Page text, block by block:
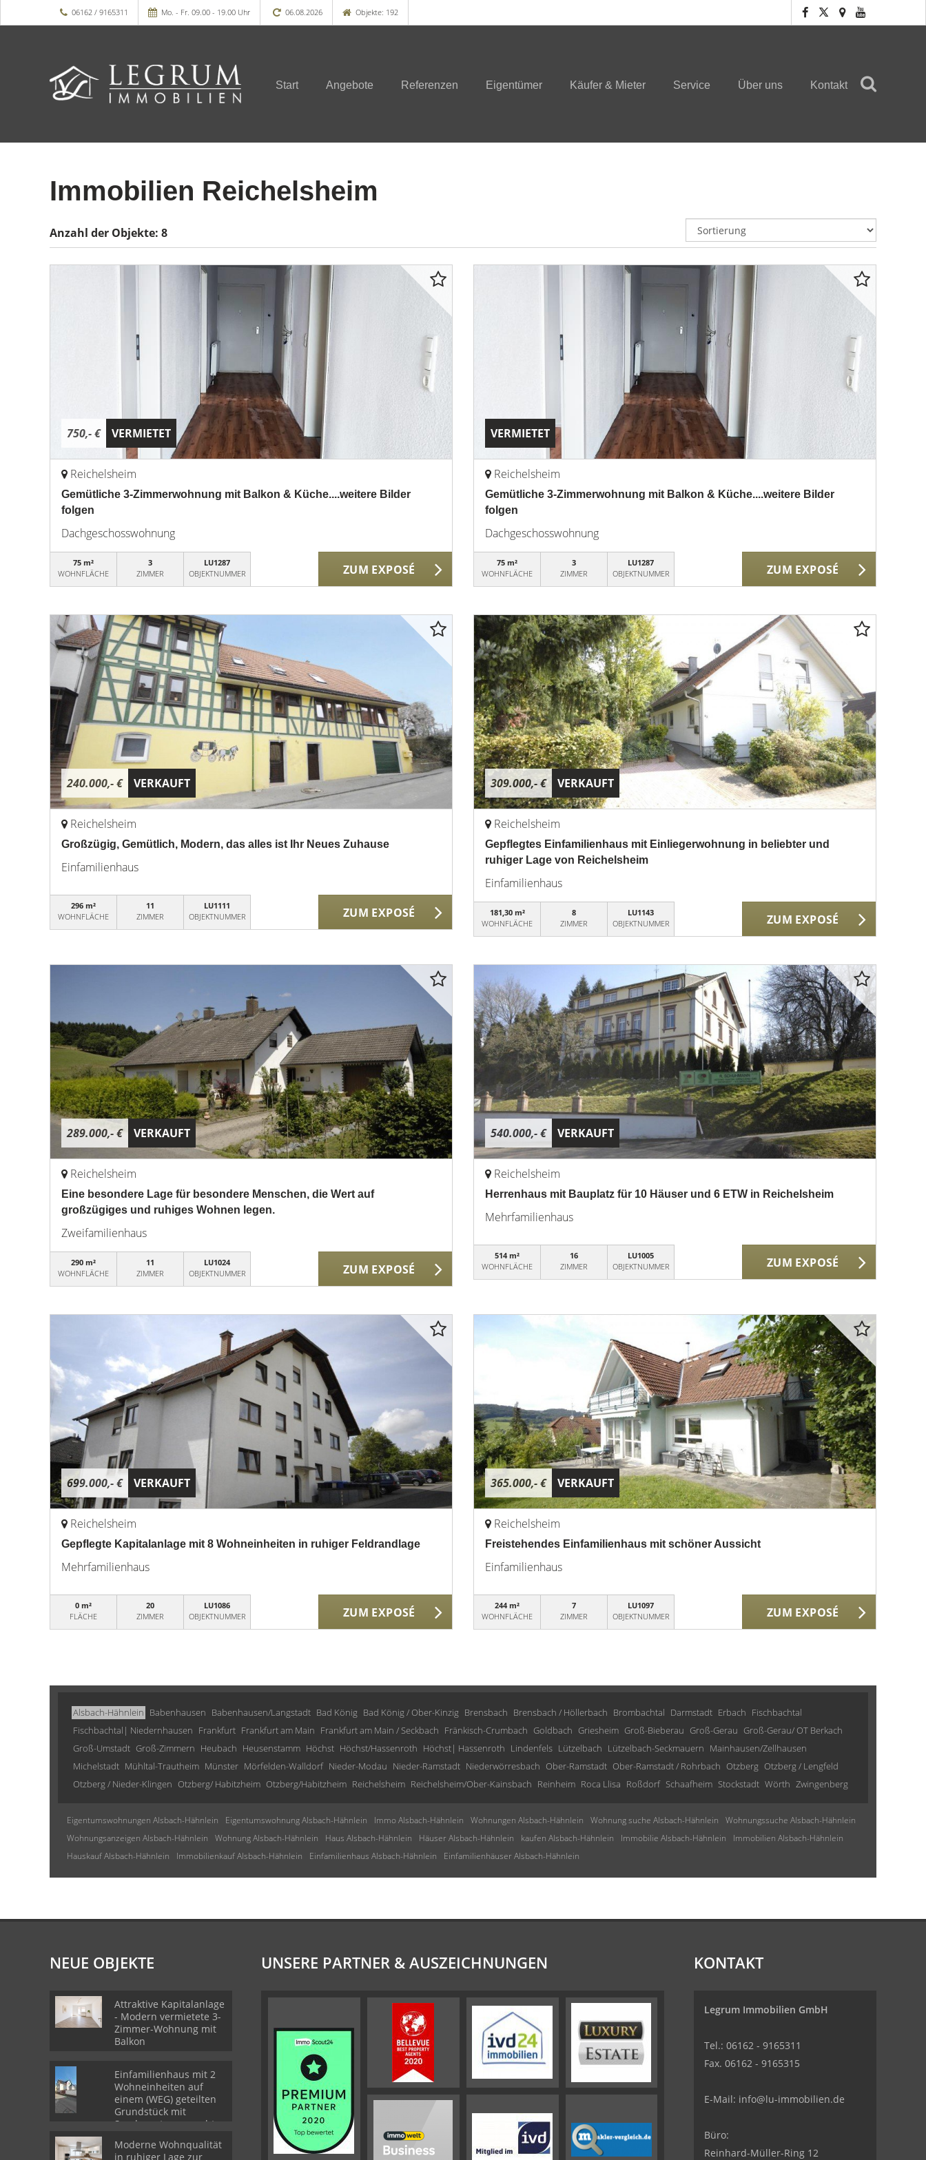
06162 / 9165311 Mo. - Fr. 09.00 - 19.00 Uhr 06.08.2026 Objekte: 192
Start Angebote Referenzen Eigentümer Käufer & Mieter Service Über uns Kontakt
Immobilien Reichelsheim
Anzahl der Objekte: 8
750,- € VERMIETET
Reichelsheim
Gemütliche 3-Zimmerwohnung mit Balkon & Küche....weitere Bilder
folgen
Dachgeschosswohnung
75 m²
WOHNFLÄCHE
3
ZIMMER
LU1287
OBJEKTNUMMER
ZUM EXPOSÉ
VERMIETET
Reichelsheim
Gemütliche 3-Zimmerwohnung mit Balkon & Küche....weitere Bilder
folgen
Dachgeschosswohnung
75 m²
WOHNFLÄCHE
3
ZIMMER
LU1287
OBJEKTNUMMER
ZUM EXPOSÉ
240.000,- € VERKAUFT
Reichelsheim
Großzügig, Gemütlich, Modern, das alles ist Ihr Neues Zuhause
Einfamilienhaus
296 m²
WOHNFLÄCHE
11
ZIMMER
LU1111
OBJEKTNUMMER
ZUM EXPOSÉ
309.000,- € VERKAUFT
Reichelsheim
Gepflegtes Einfamilienhaus mit Einliegerwohnung in beliebter und
ruhiger Lage von Reichelsheim
Einfamilienhaus
181,30 m²
WOHNFLÄCHE
8
ZIMMER
LU1143
OBJEKTNUMMER
ZUM EXPOSÉ
289.000,- € VERKAUFT
Reichelsheim
Eine besondere Lage für besondere Menschen, die Wert auf
großzügiges und ruhiges Wohnen legen.
Zweifamilienhaus
290 m²
WOHNFLÄCHE
11
ZIMMER
LU1024
OBJEKTNUMMER
ZUM EXPOSÉ
540.000,- € VERKAUFT
Reichelsheim
Herrenhaus mit Bauplatz für 10 Häuser und 6 ETW in Reichelsheim
Mehrfamilienhaus
514 m²
WOHNFLÄCHE
16
ZIMMER
LU1005
OBJEKTNUMMER
ZUM EXPOSÉ
699.000,- € VERKAUFT
Reichelsheim
Gepflegte Kapitalanlage mit 8 Wohneinheiten in ruhiger Feldrandlage
Mehrfamilienhaus
0 m²
FLÄCHE
20
ZIMMER
LU1086
OBJEKTNUMMER
ZUM EXPOSÉ
365.000,- € VERKAUFT
Reichelsheim
Freistehendes Einfamilienhaus mit schöner Aussicht
Einfamilienhaus
244 m²
WOHNFLÄCHE
7
ZIMMER
LU1097
OBJEKTNUMMER
ZUM EXPOSÉ
Alsbach-Hähnlein Babenhausen Babenhausen/Langstadt Bad König Bad König / Ober-Kinzig Brensbach Brensbach / Höllerbach Brombachtal Darmstadt Erbach Fischbachtal
Fischbachtal| Niedernhausen Frankfurt Frankfurt am Main Frankfurt am Main / Seckbach Fränkisch-Crumbach Goldbach Griesheim Groß-Bieberau Groß-Gerau Groß-Gerau/ OT Berkach
Groß-Umstadt Groß-Zimmern Heubach Heusenstamm Höchst Höchst/Hassenroth Höchst| Hassenroth Lindenfels Lützelbach Lützelbach-Seckmauern Mainhausen/Zellhausen
Michelstadt Mühltal-Trautheim Münster Mörfelden-Walldorf Nieder-Modau Nieder-Ramstadt Niederwörresbach Ober-Ramstadt Ober-Ramstadt / Rohrbach Otzberg Otzberg / Lengfeld
Otzberg / Nieder-Klingen Otzberg/ Habitzheim Otzberg/Habitzheim Reichelsheim Reichelsheim/Ober-Kainsbach Reinheim Roca Llisa Roßdorf Schaafheim Stockstadt Wörth Zwingenberg
Eigentumswohnungen Alsbach-Hähnlein Eigentumswohnung Alsbach-Hähnlein Immo Alsbach-Hähnlein Wohnungen Alsbach-Hähnlein Wohnung suche Alsbach-Hähnlein
Wohnungssuche Alsbach-Hähnlein
Wohnungsanzeigen Alsbach-Hähnlein
Wohnung Alsbach-Hähnlein Haus Alsbach-Hähnlein Häuser Alsbach-Hähnlein kaufen Alsbach-Hähnlein Immobilie Alsbach-Hähnlein
Immobilien Alsbach-Hähnlein
Hauskauf Alsbach-Hähnlein
Immobilienkauf Alsbach-Hähnlein Einfamilienhaus Alsbach-Hähnlein Einfamilienhäuser Alsbach-Hähnlein
NEUE OBJEKTE
Attraktive Kapitalanlage
- Modern vermietete 3-
Zimmer-Wohnung mit
Balkon
Einfamilienhaus mit 2
Wohneinheiten auf
einem (WEG) geteilten
Grundstück mit
Sondernutzungsrechten
Moderne Wohnqualität
in ruhiger Lage zur
UNSERE PARTNER & AUSZEICHNUNGEN KONTAKT
Legrum Immobilien GmbH
Tel.: 06162 - 9165311
Fax. 06162 - 9165315
E-Mail: info@lu-immobilien.de
Büro:
Reinhard-Müller-Ring 12